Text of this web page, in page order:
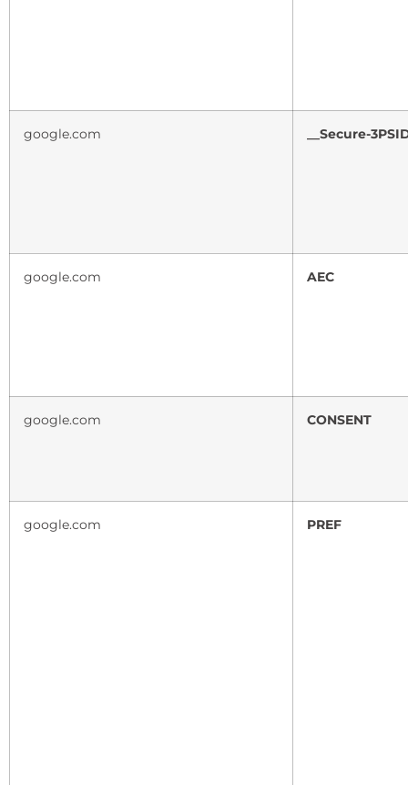
google.com __Secure-
google.com AEC
google.com CONSENT
google.com PREF